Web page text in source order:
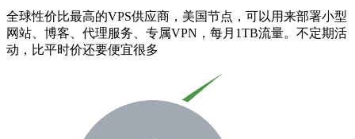
全球性价比最高的VPS供应商，美国节点，可以用来部署小型
网站、博客、代理服务、专属VPN，每月1TB流量。不定期活
动，比平时价还要便宜很多